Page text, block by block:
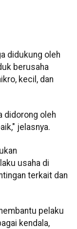
didukung oleh
berusaha
kecil, dan
didorong oleh
jelasnya.
usaha di
terkait dan
pelaku
kendala,